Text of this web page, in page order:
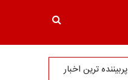
پربیننده ترین اخبار